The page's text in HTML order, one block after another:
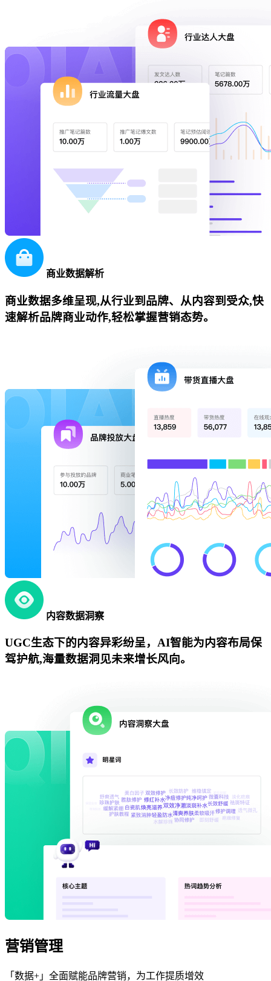
商业数据解析
商业数据多维呈现,从行业到品牌、从内容到受众,快
速解析品牌商业动作,轻松掌握营销态势。
内容数据洞察
UGC生态下的内容异彩纷呈，AI智能为内容布局保
驾护航,海量数据洞见未来增长风向。
营销管理
「数据+」全面赋能品牌营销，为工作提质增效